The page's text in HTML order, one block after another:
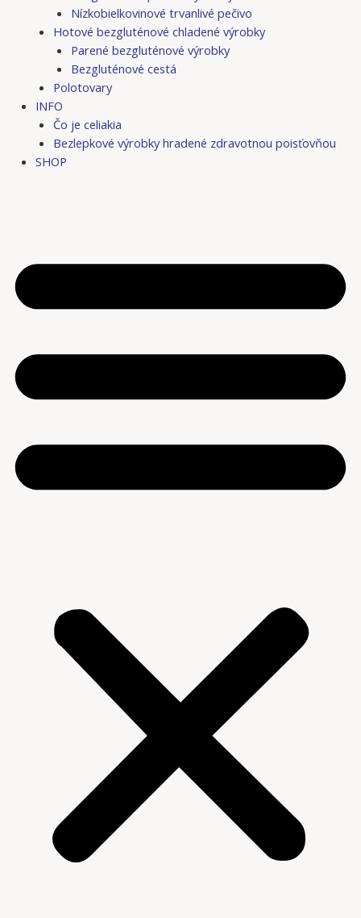
Nízkobielkovinové trvanlivé pečivo
Hotové bezgluténové chladené výrobky
Parené bezgluténové výrobky
Bezgluténové cestá
Polotovary
INFO
Čo je celiakia
Bezlepkové výrobky hradené zdravotnou poisťovňou
SHOP